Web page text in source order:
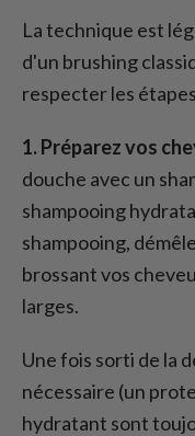
La technique est
d'un brushing
respecter les
1. Préparez vos
douche avec un
shampooing
shampooing,
brossant vos
larges.
Une fois sorti de la
nécessaire (un
hydratant sont